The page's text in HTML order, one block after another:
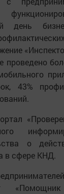
день
проведено
43%
о
в сфере КНД.